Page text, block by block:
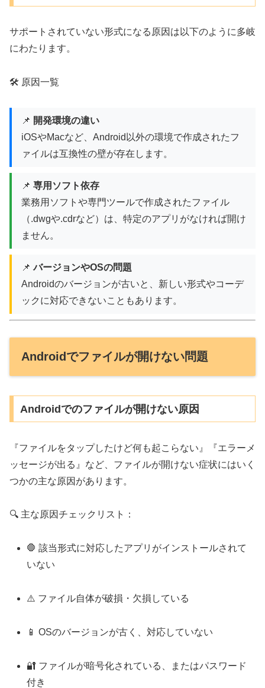
サポートされていない形式になる原因は以下のように多岐
にわたります。
🛠️ 原因一覧
📌 開発環境の違い
iOSやMacなど、Android以外の環境で作成されたフ
ァイルは互換性の壁が存在します。
📌 専用ソフト依存
業務用ソフトや専門ツールで作成されたファイル
（.dwgや.cdrなど）は、特定のアプリがなければ開け
ません。
📌バージョンやOSの問題
Androidのバージョンが古いと、新しい形式やコーデ
ックに対応できないこともあります。
Androidでファイルが開けない問題
Androidでのファイルが開けない原因
『ファイルをタップしたけど何も起こらない』『エラーメ
ッセージが出る』など、ファイルが開けない症状にはいく
つかの主な原因があります。
🔍 主な原因チェックリスト：
🛑 該当形式に対応したアプリがインストールされて
いない
⚠️ ファイル自体が破損・欠損している
📱 OSのバージョンが古く、対応していない
🔐 ファイルが暗号化されている、またはパスワード
付き